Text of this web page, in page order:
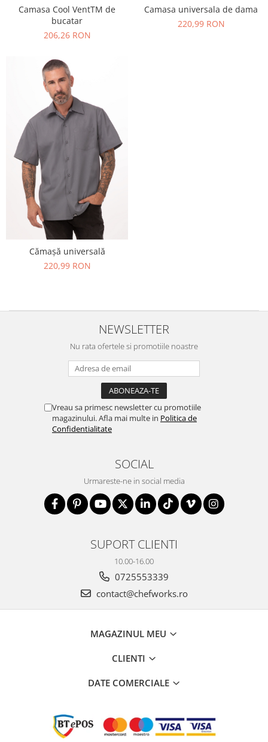
Camasa Cool VentTM de
bucatar
206,26 RON
Camasa universala de dama
220,99 RON
Cămașă universală
220,99 RON
NEWSLETTER
Nu rata ofertele si promotiile noastre
Vreau sa primesc newsletter cu promotiile
magazinului. Afla mai multe in Politica de
Confidentialitate
SOCIAL
Urmareste-ne in social media
SUPORT CLIENTI
10.00-16.00
0725553339
contact@chefworks.ro
MAGAZINUL MEU
CLIENTI
DATE COMERCIALE